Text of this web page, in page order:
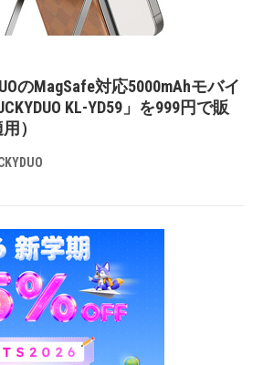
のMagSafe対応5000mAhモバイ
KL-YD59」を999円で販
）